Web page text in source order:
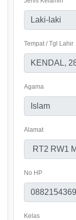
Tempat / Tgl Lahir
Agama
Alamat
No HP
Kelas